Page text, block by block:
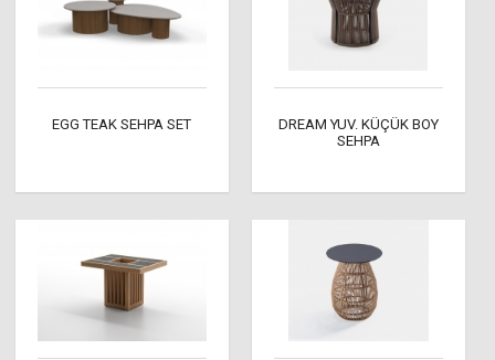
EGG TEAK SEHPA SET
DREAM YUV. KÜÇÜK BOY
SEHPA